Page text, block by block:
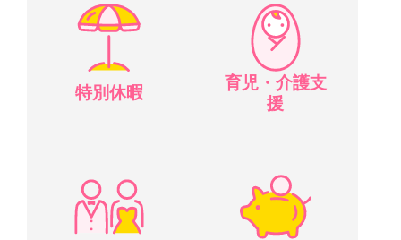
特別休暇
育児・介護支
援